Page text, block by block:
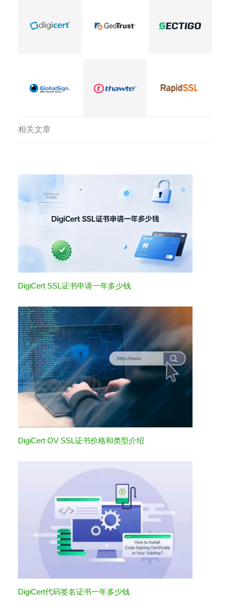
相关文章
DigiCert SSL证书申请一年多少钱
DigiCert OV SSL证书价格和类型介绍
DigiCert代码签名证书一年多少钱